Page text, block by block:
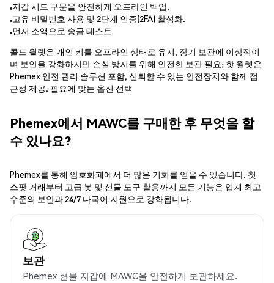
지갑 시드 구문을 안전하게 오프라인 백업.
고유 비밀번호 사용 및 2단계 인증(2FA) 활성화.
먼저 소액으로 송금 테스트
콜드 월렛은 개인 키를 오프라인 상태로 유지, 장기 보관에 이상적이
며 보안을 강화하지만 손실 방지를 위해 안전한 보관 필요; 핫 월렛은
Phemex 안전 관리 솔루션 포함, 신뢰할 수 있는 안전장치와 함께 접
근성 제공. 필요에 맞는 옵션 선택
Phemex에서 MAWC를 구매한 후 무엇을 할
수 있나요?
Phemex를 통해 암호화폐에서 더 많은 기회를 얻을 수 있습니다. 첫
스팟 거래부터 고급 봇 및 선물 도구 활용까지 모든 기능은 업계 최고
수준의 보안과 24/7 다국어 지원으로 강화됩니다.
보관
Phemex 현물 지갑에 MAWC을 안전하게 보관하세요.